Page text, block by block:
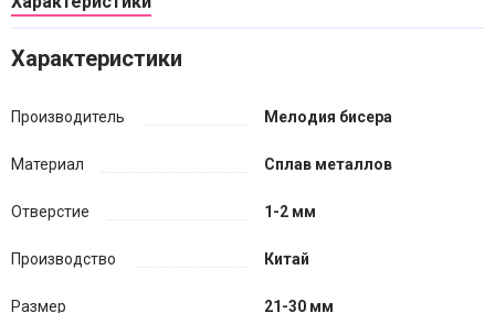
Характеристики
Производитель Мелодия бисера
Материал Сплав металлов
Отверстие 1-2 мм
Производство Китай
Размер 21-30 мм